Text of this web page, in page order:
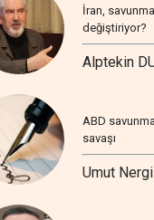
İran,
değiştiriyor?
Alptekin
ABD
savaşı
Umut